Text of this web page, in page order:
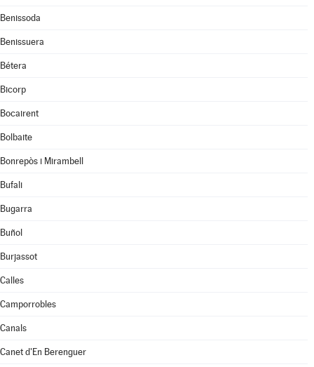
Benissoda
Benissuera
Bétera
Bicorp
Bocairent
Bolbaite
Bonrepòs i Mirambell
Bufali
Bugarra
Buñol
Burjassot
Calles
Camporrobles
Canals
Canet d'En Berenguer